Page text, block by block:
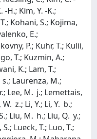
-H.; Kim, Y. -K.;
Kohani, S.; Kojima,
E.;
P.; Kuhr, T.; Kulii,
T.; Kuzmin, A.;
K.; Lam, T.;
s.; Laurenza, M.;
Lee, M. j.; Lemettais,
z.; Li, Y.; Li, Y. b.;
Liu, M. h.; Liu, Q. y.;
Lueck, T.; Luo, T.;